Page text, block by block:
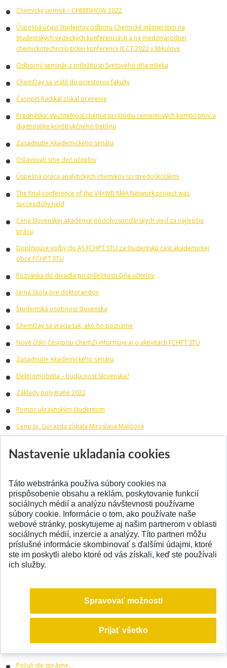
Chemický jarmok – CHEMSHOW 2022
Úspešná účasť študentov odboru Chemické inžinierstvo na
študentských vedeckých konferenciách a na medzinárodnej
chemickotechnologickej konferencii ICCT 2022 v Mikulove
Odborný seminár z príležitosti Svetového dňa mlieka
ChemDay sa vrátil do priestorov fakulty
Časopis Radikál získal ocenenie
Prednáška: Využiteľnosť chémie pri štúdiu cementových kompozitov a
diagnostike konštrukčného betónu
Zasadnutie Akademického senátu
Oslavovali sme deň učiteľov
Úspešná práca analytických chemikov so stredoškolákmi
The final conference of the V4+WB RMA Network project was
successfully held
Cena Slovenskej akadémie pôdohospodárskych vied za najlepšiu
prácu
Doplňujúce voľby do AS FCHPT STU za študentskú časť akademickej
obce FCHPT STU
Pozvánka do divadla pri príležitosti Dňa učiteľov
Jarná škola pre doktorandov
Študentská osobnosť Slovenska
ChemDay sa vracia tak, ako ho poznáme
Nové číslo časopisu ChemZi informuje aj o aktivitách FCHPT STU
Zasadnutie Akademického senátu
Elektromobilita – budúcnosť Slovenska?
Základy polygrafie 2022
Pomoc ukrajinským študentom
Cenu sv. Gorazda získala Miroslava Mališová
Uznesenie fakultného senátu k výzve RVS a Mimoriadne zasadnutie
Rektorské voľno - protestné prerušenie výučby
Učitelia našej fakulty na Chemickej olympiáde
Súčasný stav a perspektívy analytickej chémie v praxi
Zasadnutie Akademického senátu
Trendy STU pre lepšiu spoluprácu mladých vedcov medzi fakultami
Zmeny v evidencii publikačnej činnosti a ohlasov od r. 2022
CHEMWEEK 2022 online
Prihlasovanie na Erasmus+
"Chcem byť chemik" - organická chémia na FCHPT a dopyt po jej
Počuli ste správne...
Nastavenie ukladania cookies
Táto webstránka používa súbory cookies na
prispôsobenie obsahu a reklám, poskytovanie funkcií
sociálnych médií a analýzu návštevnosti používame
súbory cookie. Informácie o tom, ako používate naše
webové stránky, poskytujeme aj našim partnerom v oblasti
sociálnych médií, inzercie a analýzy. Títo partneri môžu
príslušné informácie skombinovať s ďalšími údajmi, ktoré
ste im poskytli alebo ktoré od vás získali, keď ste používali
ich služby.
Spravovať možnosti
Prijať všetko